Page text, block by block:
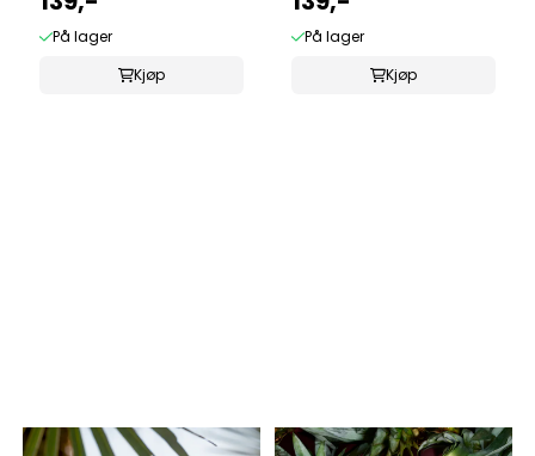
På lager
Kjøp
På lager
Kjøp